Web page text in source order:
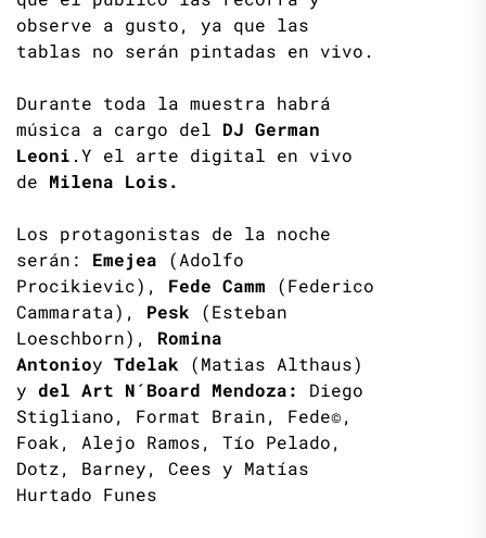
observe a gusto, ya que las
tablas no serán pintadas en vivo.
Durante toda la muestra habrá
música a cargo del DJ German
Leoni .Y el arte digital en vivo
de Milena Lois.
Los protagonistas de la noche
serán: Emejea (Adolfo
Procikievic), Fede Camm (Federico
Cammarata), Pesk (Esteban
Loeschborn), Romina
Antonioy Tdelak (Matias Althaus)
y del Art N´Board Mendoza:
Diego
Stigliano, Format Brain, Fede©,
Foak, Alejo Ramos, Tío Pelado,
Dotz, Barney, Cees y Matías
Hurtado Funes